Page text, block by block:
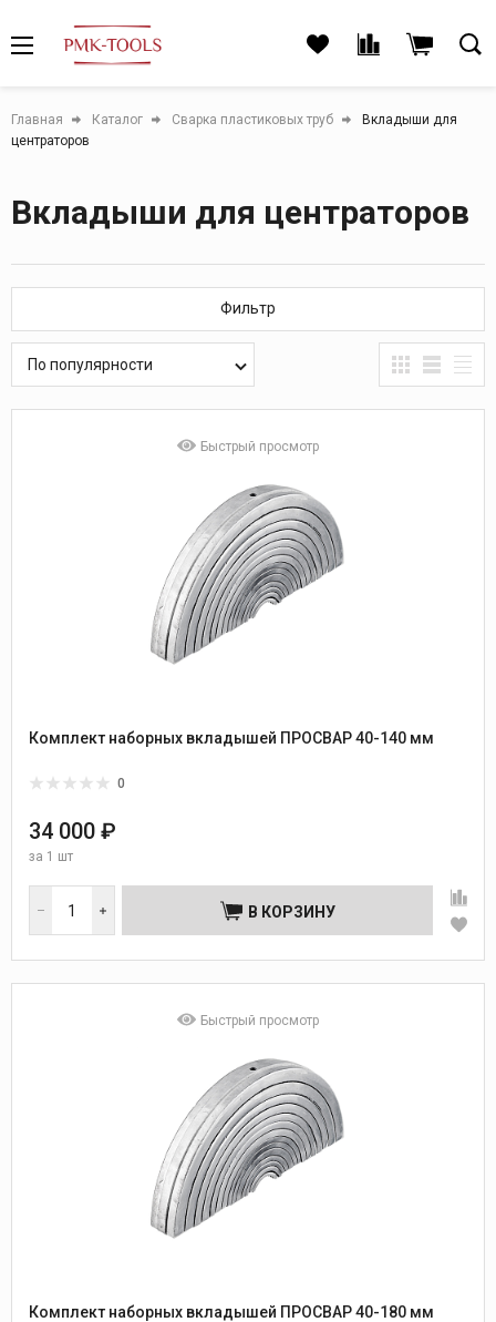
Главная Каталог Сварка пластиковых труб
Вкладыши для
центраторов
Вкладыши для центраторов
Фильтр
По популярности
Быстрый просмотр
Комплект наборных вкладышей ПРОСВАР 40-140 мм
0
34 000 ₽
за 1 шт
В КОРЗИНУ
Быстрый просмотр
Комплект наборных вкладышей ПРОСВАР 40-180 мм